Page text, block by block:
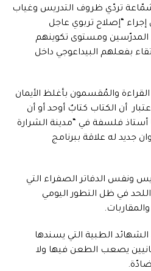
تردّي ظروف التدريس وغياب
إجراء “إصلاح تربوي عاجل
المدرّسين ومستوى تكوينهم
بفعلهم البيداعوجي داخل
والمُقسمون بأغلظ الأيمان
أن الكتاب كتابٌ أوحد أو أن
أستاذ فلسفة في “مدينة الشرارة
جديد له علاقة ببرنامج
ونفس الدفاتر الصفراء التي
في ظل التطور اليومي
الطبية التي يسندها
يصعب الطعن فيها ولا